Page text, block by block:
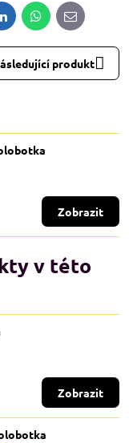
LinkedInWhatsApp
E-
mail
produkt
Zobrazit
v této
Zobrazit